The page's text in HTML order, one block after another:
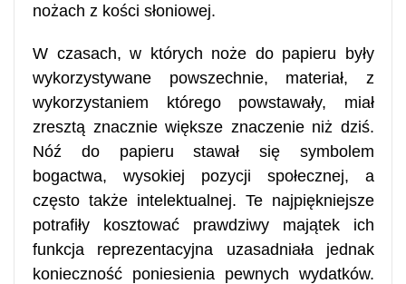
nożach z kości słoniowej.
W czasach, w których noże do papieru były
wykorzystywane powszechnie, materiał, z
wykorzystaniem którego powstawały, miał
zresztą znacznie większe znaczenie niż dziś.
Nóź do papieru stawał się symbolem
bogactwa, wysokiej pozycji społecznej, a
często także intelektualnej. Te najpiękniejsze
potrafiły kosztować prawdziwy majątek ich
funkcja reprezentacyjna uzasadniała jednak
konieczność poniesienia pewnych wydatków.